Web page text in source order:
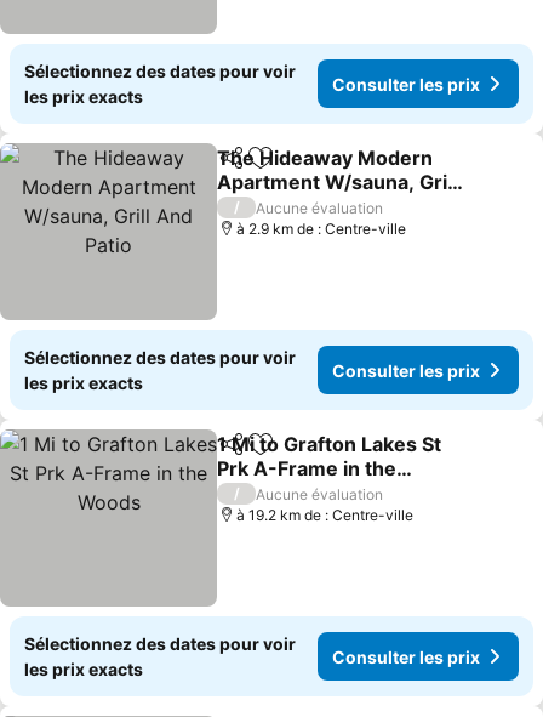
Sélectionnez des dates pour voir
les prix exacts
Consulter les prix
PartagerAjouter à mes favoris
The Hideaway Modern
Apartment W/sauna, Grill
And Patio
Consulter les prix
/
Aucune évaluation
à 2.9 km de : Centre-ville
Sélectionnez des dates pour voir
les prix exacts
Consulter les prix
PartagerAjouter à mes favoris
1 Mi to Grafton Lakes St
Prk A-Frame in the
Woods
Consulter les prix
/
Aucune évaluation
à 19.2 km de : Centre-ville
Sélectionnez des dates pour voir
les prix exacts
Consulter les prix